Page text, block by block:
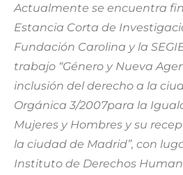
Actualmente se encuentra
Estancia Corta de
Fundación Carolina y la
trabajo “Género y Nueva
inclusión del derecho a la
Orgánica 3/2007para la
Mujeres y Hombres y su
la ciudad de Madrid”, con
Instituto de Derechos